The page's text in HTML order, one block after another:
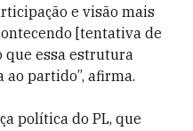
e visão mais
[tentativa de
que essa estrutura
partido”, afirma.
política do PL, que